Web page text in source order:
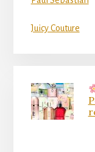
Juicy Couture